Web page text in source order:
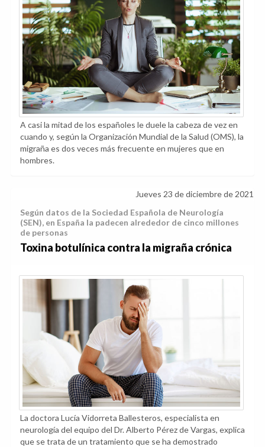
A casi la mitad de los españoles le duele la cabeza de vez en
cuando y, según la Organización Mundial de la Salud (OMS), la
migraña es dos veces más frecuente en mujeres que en
hombres.
Jueves 23 de diciembre de 2021
Según datos de la Sociedad Española de Neurología
(SEN), en España la padecen alrededor de cinco millones
de personas
Toxina botulínica contra la migraña crónica
La doctora Lucía Vidorreta Ballesteros, especialista en
neurología del equipo del Dr. Alberto Pérez de Vargas, explica
que se trata de un tratamiento que se ha demostrado